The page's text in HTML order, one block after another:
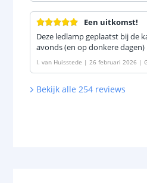
Een uitkomst!
Deze ledlamp geplaatst bij de
avonds (en op donkere
I. van Huisstede | 26 februari 2026 |
icht - Oplaadbare batterij'
Bekijk alle 254 reviews